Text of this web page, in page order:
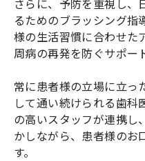
るためのブラッシング指
様の生活習慣に合わせた
周病の再発を防ぐサポー
常に患者様の立場に立っ
して通い続けられる歯科
の高いスタッフが連携し
かしながら、患者様のお
す。